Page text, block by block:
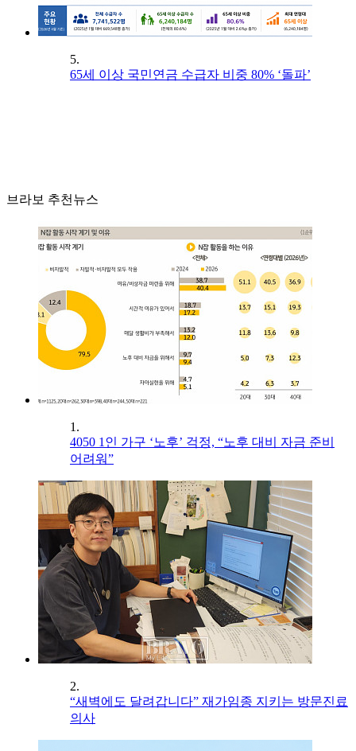
5.
65세 이상 국민연금 수급자 비중 80% ‘돌파’
브라보 추천뉴스
1.
4050 1인 가구 ‘노후’ 걱정, “노후 대비 자금 준비
어려워”
2.
“새벽에도 달려갑니다” 재가임종 지키는 방문진료
의사